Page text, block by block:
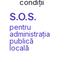
condiții
S.O.S.
pentru
administrația
publică
locală